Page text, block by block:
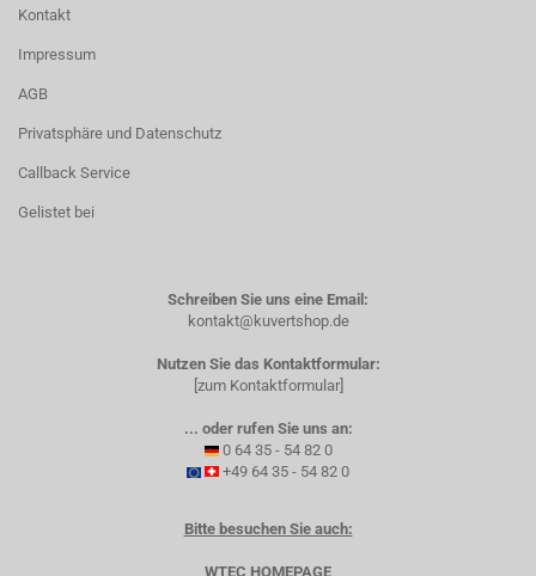
Kontakt
Impressum
AGB
Privatsphäre und Datenschutz
Callback Service
Gelistet bei
Schreiben Sie uns eine Email:
kontakt@kuvertshop.de
Nutzen Sie das Kontaktformular:
[zum Kontaktformular]
... oder rufen Sie uns an:
0 64 35 - 54 82 0
+49 64 35 - 54 82 0
Bitte besuchen Sie auch:
WTEC HOMEPAGE